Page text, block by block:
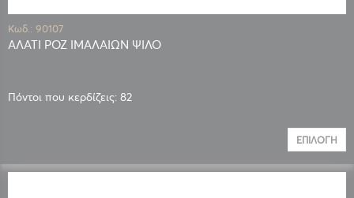
Κωδ.: 90107
ΑΛΑΤΙ ΡΟΖ ΙΜΑΛΑΙΩΝ ΨΙΛΟ
Πόντοι που κερδίζεις: 82
ΕΠΙΛΟΓΉ